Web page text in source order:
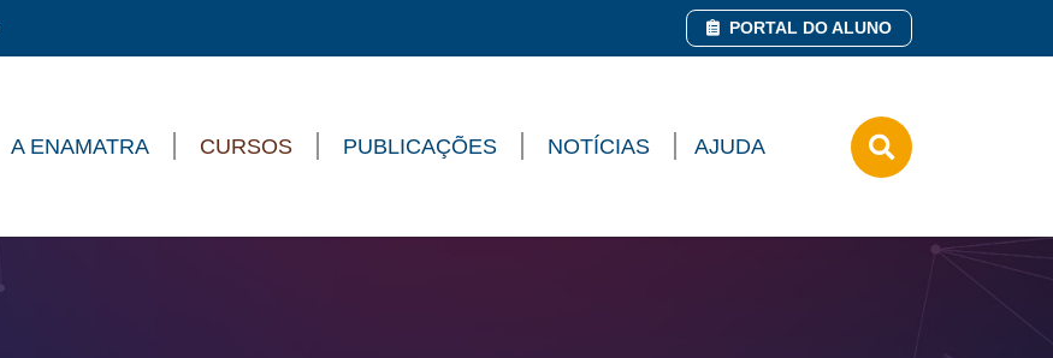
PORTAL DO ALUNO
A ENAMATRA CURSOS PUBLICAÇÕES NOTÍCIAS AJUDA